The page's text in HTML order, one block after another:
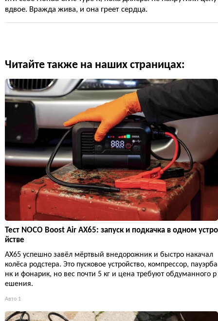
вдвое. Вражда жива, и она греет сердца.
Читайте также на наших страницах:
Тест NOCO Boost Air AX65: запуск и подкачка в одном устро
йстве
AX65 успешно завёл мёртвый внедорожник и быстро накачал
колёса родстера. Это пусковое устройство, компрессор, пауэрба
нк и фонарик, но вес почти 5 кг и цена требуют обдуманного р
ешения.
Авто 1